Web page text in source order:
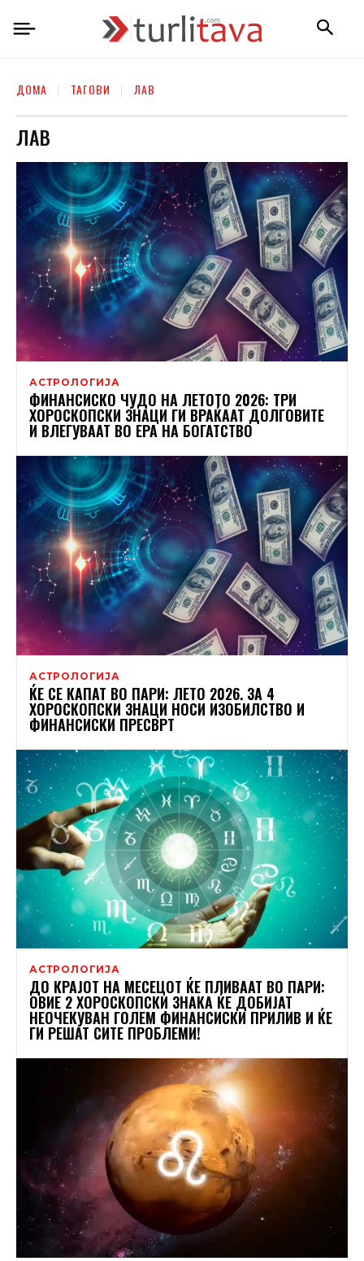
ДОМА ТАГОВИ ЛАВ
ЛАВ
АСТРОЛОГИЈА
ФИНАНСИСКО ЧУДО НА ЛЕТОТО 2026: ТРИ
ХОРОСКОПСКИ ЗНАЦИ ГИ ВРАЌААТ ДОЛГОВИТЕ
И ВЛЕГУВААТ ВО ЕРА НА БОГАТСТВО
АСТРОЛОГИЈА
ЌЕ СЕ КАПАТ ВО ПАРИ: ЛЕТО 2026. ЗА 4
ХОРОСКОПСКИ ЗНАЦИ НОСИ ИЗОБИЛСТВО И
ФИНАНСИСКИ ПРЕСВРТ
АСТРОЛОГИЈА
ДО КРАЈОТ НА МЕСЕЦОТ ЌЕ ПЛИВААТ ВО ПАРИ:
ОВИЕ 2 ХОРОСКОПСКИ ЗНАКА ЌЕ ДОБИЈАТ
НЕОЧЕКУВАН ГОЛЕМ ФИНАНСИСКИ ПРИЛИВ И ЌЕ
ГИ РЕШАТ СИТЕ ПРОБЛЕМИ!